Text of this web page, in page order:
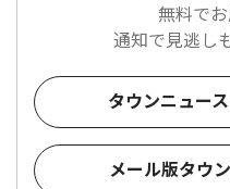
無料でお
通知で見逃し
タウンニュー
メール版タウ